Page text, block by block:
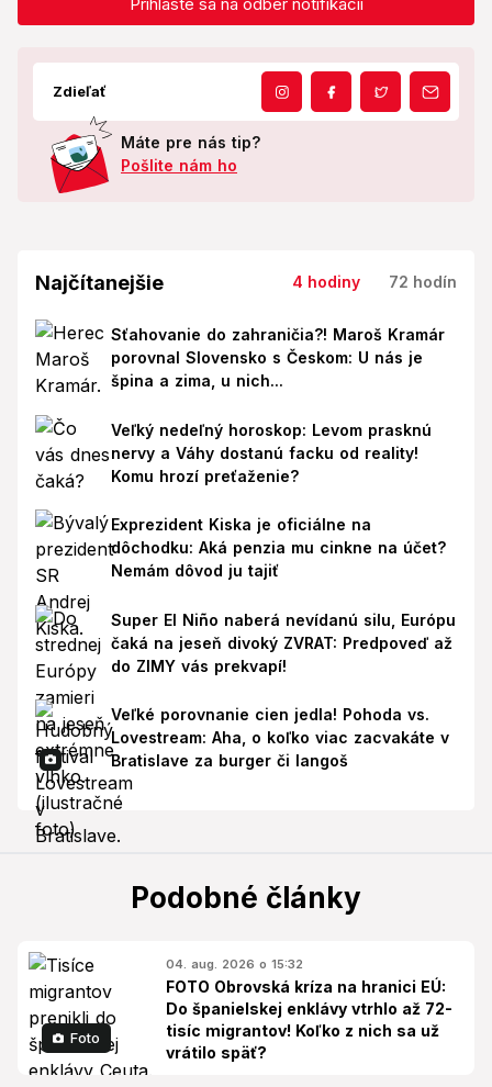
Zdieľať
Máte pre nás tip?
Pošlite nám ho
Najčítanejšie 4 hodiny 72 hodín
Sťahovanie do zahraničia?! Maroš Kramár
porovnal Slovensko s Českom: U nás je
špina a zima, u nich...
Veľký nedeľný horoskop: Levom prasknú
nervy a Váhy dostanú facku od reality!
Komu hrozí preťaženie?
Exprezident Kiska je oficiálne na
dôchodku: Aká penzia mu cinkne na účet?
Nemám dôvod ju tajiť
Super El Niño naberá nevídanú silu, Európu
čaká na jeseň divoký ZVRAT: Predpoveď až
do ZIMY vás prekvapí!
Veľké porovnanie cien jedla! Pohoda vs.
Lovestream: Aha, o koľko viac zacvakáte v
Bratislave za burger či langoš
Podobné články
Foto
04. aug. 2026 o 15:32
FOTO Obrovská kríza na hranici EÚ:
Do španielskej enklávy vtrhlo až 72-
tisíc migrantov! Koľko z nich sa už
vrátilo späť?